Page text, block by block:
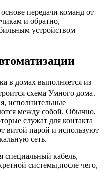
передачи команд от
и обратно,
устройством
в домах выполняется из
схема Умного дома․
исполнительные
между собой. Обычно,
служат для контакта
витой парой и используют
сеть.
специальный кабель,
системы,после чего,